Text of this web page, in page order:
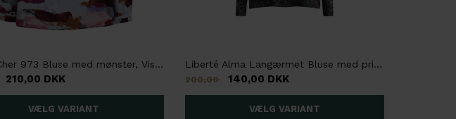
Ze-Ze Cher 973 Bluse med mønster, Viskose, Rosa/ blålig
210,00 DKK
Liberté Alma Langærmet Bluse med print, Navy, Paisley
200,00 140,00 DKK